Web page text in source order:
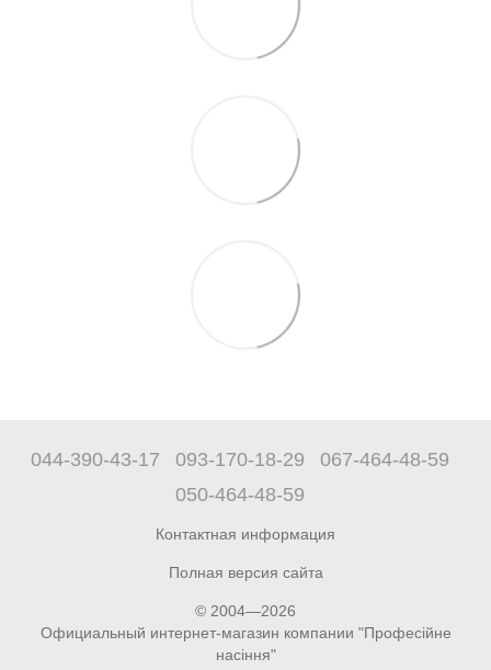
044-390-43-17 093-170-18-29
067-464-48-59
050-464-48-59
Контактная информация
Полная версия сайта
© 2004—2026
Официальный интернет-магазин компании "Професійне
насіння"